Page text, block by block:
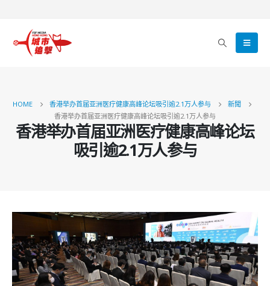
HOME 香港举办首届亚洲医疗健康高峰论坛吸引逾2.1万人参与
新聞
香港举办首届亚洲医疗健康高峰论坛吸引逾2.1万人参与
香港举办首届亚洲医疗健康高峰论坛
吸引逾2.1万人参与